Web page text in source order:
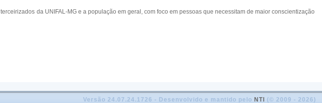
da UNIFAL-MG e a população em geral, com foco em pessoas que necessitam de maior conscientização
Versão 24.07.24.1726 - Desenvolvido e mantido pelo NTI (© 2009 - 2026)